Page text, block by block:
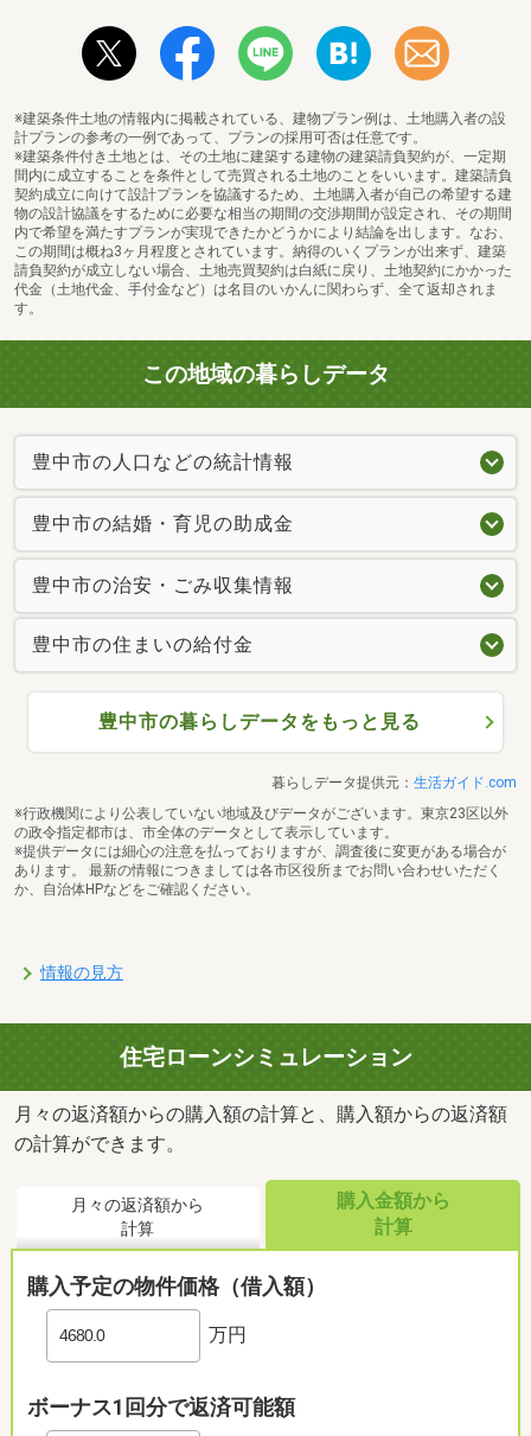
※建築条件土地の情報内に掲載されている、建物プラン例は、土地購入者の設
計プランの参考の一例であって、プランの採用可否は任意です。
※建築条件付き土地とは、その土地に建築する建物の建築請負契約が、一定期
間内に成立することを条件として売買される土地のことをいいます。建築請負
契約成立に向けて設計プランを協議するため、土地購入者が自己の希望する建
物の設計協議をするために必要な相当の期間の交渉期間が設定され、その期間
内で希望を満たすプランが実現できたかどうかにより結論を出します。なお、
この期間は概ね3ヶ月程度とされています。納得のいくプランが出来ず、建築
請負契約が成立しない場合、土地売買契約は白紙に戻り、土地契約にかかった
代金（土地代金、手付金など）は名目のいかんに関わらず、全て返却されま
す。
この地域の暮らしデータ
豊中市の人口などの統計情報
豊中市の結婚・育児の助成金
豊中市の治安・ごみ収集情報
豊中市の住まいの給付金
豊中市の暮らしデータをもっと見る
暮らしデータ提供元： 生活ガイド.com
※行政機関により公表していない地域及びデータがございます。東京23区以外
の政令指定都市は、市全体のデータとして表示しています。
※提供データには細心の注意を払っておりますが、調査後に変更がある場合が
あります。 最新の情報につきましては各市区役所までお問い合わせいただく
か、自治体HPなどをご確認ください。
情報の見方
住宅ローンシミュレーション
月々の返済額からの購入額の計算と、購入額からの返済額
の計算ができます。
月々の返済額から
計算
購入金額から
計算
購入予定の物件価格（借入額）
万円
ボーナス1回分で返済可能額